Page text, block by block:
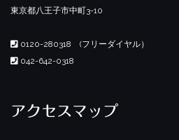
東京都八王子市中町3-10
0120-280318 (フリーダイヤル）
042-642-0318
アクセスマップ